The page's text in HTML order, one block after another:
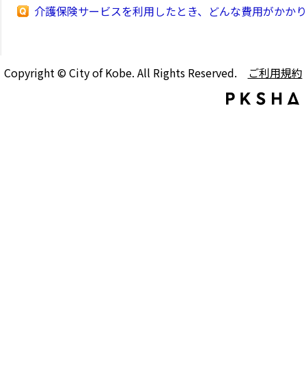
介護保険サービスを利用したとき、どんな費用がかか
Copyright © City of Kobe. All Rights Reserved. ご利用規約